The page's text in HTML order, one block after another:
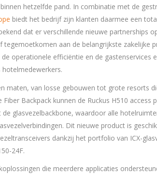
hetzelfde pand. In combinatie met de
biedt het bedrijf zijn klanten daarmee een
dat er verschillende nieuwe partnerships
aan de belangrijkste zakelijke
operationele efficiëntie en de gastenservices
maten, van losse gebouwen tot grote resorts
Backpack kunnen de Ruckus H510 access
glasvezelbackbone, waardoor alle
Dit nieuwe product is
dankzij het portfolio van ICX-
24F.
die meerdere applicaties